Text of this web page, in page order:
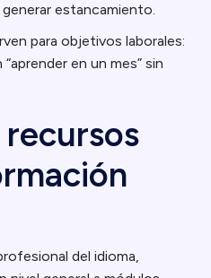
estancamiento.
para objetivos laborales:
en un mes” sin
del idioma,